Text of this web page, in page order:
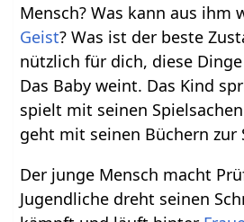
Mensch? Was kann aus ihm
Geist? Was ist der beste
nützlich für dich, diese
Das Baby weint. Das Kind
spielt mit seinen
geht mit seinen Büchern zur
Der junge Mensch macht
Jugendliche dreht seinen